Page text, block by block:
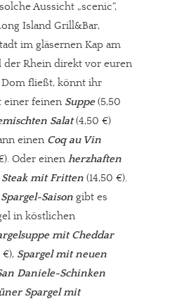
Aussicht „scenic“,
Island Grill&Bar,
im gläsernen Kap am
der Rhein direkt vor euren
fließt, könnt ihr
einer feinen Suppe(5,50
Salat(4,50 €)
einen Coq au Vin
Oder einen herzhaften
mit Fritten (14,50 €).
Spargel-Saison gibt es
in köstlichen
mit Cheddar
Spargel mit neuen
Daniele-Schinken
Spargel mit